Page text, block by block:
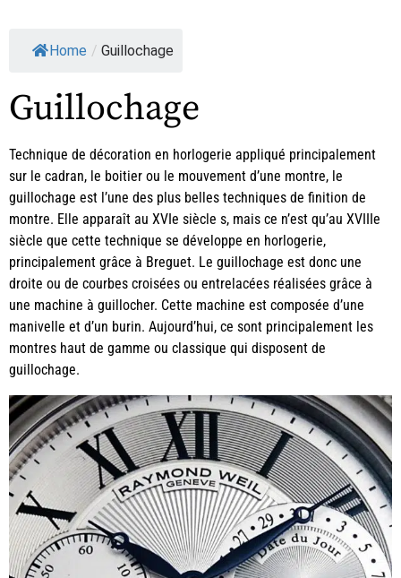
Home / Guillochage
Guillochage
Technique de décoration en horlogerie appliqué principalement
sur le cadran, le boitier ou le mouvement d’une montre, le
guillochage est l’une des plus belles techniques de finition de
montre. Elle apparaît au XVIe siècle s, mais ce n’est qu’au XVIIIe
siècle que cette technique se développe en horlogerie,
principalement grâce à Breguet. Le guillochage est donc une
droite ou de courbes croisées ou entrelacées réalisées grâce à
une machine à guillocher. Cette machine est composée d’une
manivelle et d’un burin. Aujourd’hui, ce sont principalement les
montres haut de gamme ou classique qui disposent de
guillochage.